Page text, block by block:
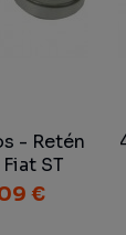
- Retén
ST
€